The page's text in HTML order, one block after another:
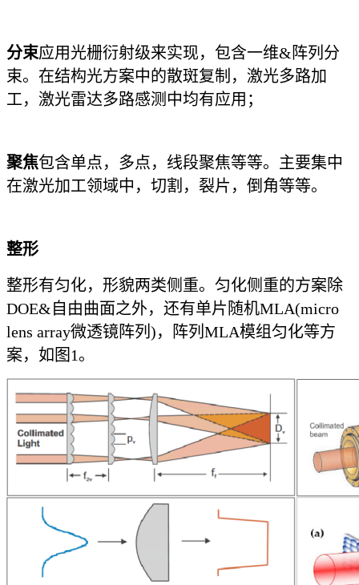
分束应用光栅衍射级来实现，包含一维&阵列分
束。在结构光方案中的散斑复制，激光多路加
工，激光雷达多路感测中均有应用；
聚焦包含单点，多点，线段聚焦等等。主要集中
在激光加工领域中，切割，裂片，倒角等等。
整形
整形有匀化，形貌两类侧重。匀化侧重的方案除
DOE&自由曲面之外，还有单片随机MLA(micro
lens array微透镜阵列)，阵列MLA模组匀化等方
案，如图1。